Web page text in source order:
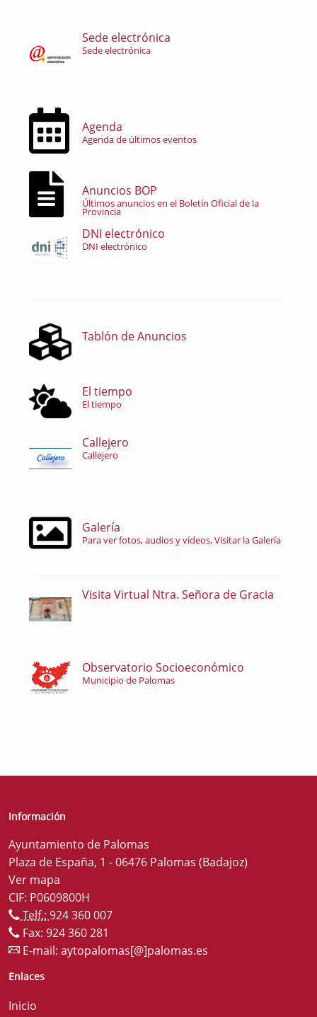
Sede electrónica
Sede electrónica
Agenda
Agenda de últimos eventos
Anuncios BOP
Últimos anuncios en el Boletín Oficial de la
Provincia
DNI electrónico
DNI electrónico
Tablón de Anuncios
El tiempo
El tiempo
Callejero
Callejero
Galería
Para ver fotos, audios y vídeos, Visitar la Galería
Visita Virtual Ntra. Señora de Gracia
Observatorio Socioeconómico
Municipio de Palomas
Información
Ayuntamiento de Palomas
Plaza de España, 1 - 06476 Palomas (Badajoz)
Ver mapa
CIF: P0609800H
Telf.: 924 360 007
Fax: 924 360 281
E-mail: aytopalomas[@]palomas.es
Enlaces
Inicio